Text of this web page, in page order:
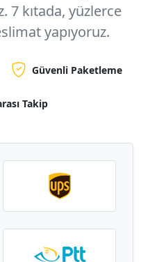
7 kıtada, yüzlerce
yapıyoruz.
Güvenli Paketleme
Takip